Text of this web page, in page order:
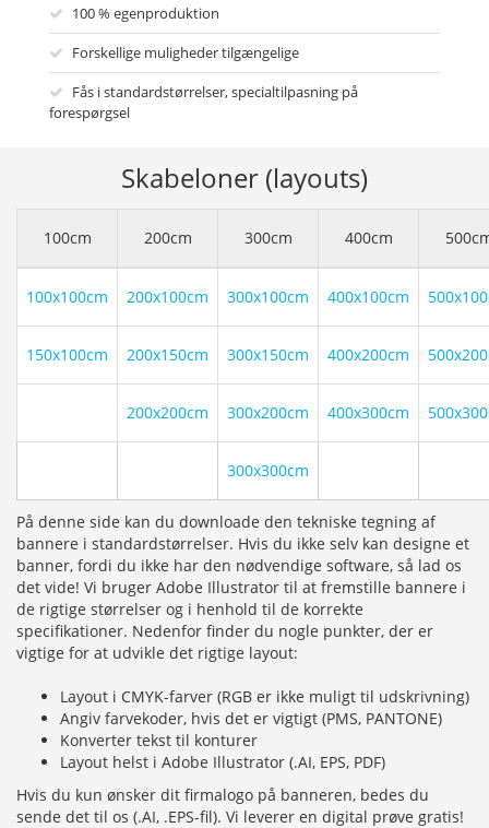
100 % egenproduktion
Forskellige muligheder tilgængelige
Fås i standardstørrelser, specialtilpasning på
forespørgsel
Skabeloner (layouts)
100cm 200cm 300cm 400cm
100x100cm 200x100cm 300x100cm 400x100cm
150x100cm 200x150cm 300x150cm 400x200cm
200x200cm 300x200cm 400x300cm
300x300cm
På denne side kan du downloade den tekniske tegning af
bannere i standardstørrelser. Hvis du ikke selv kan designe et
banner, fordi du ikke har den nødvendige software, så lad os
det vide! Vi bruger Adobe Illustrator til at fremstille bannere i
de rigtige størrelser og i henhold til de korrekte
specifikationer. Nedenfor finder du nogle punkter, der er
vigtige for at udvikle det rigtige layout:
Layout i CMYK-farver (RGB er ikke muligt til udskrivning)
Angiv farvekoder, hvis det er vigtigt (PMS, PANTONE)
Konverter tekst til konturer
Layout helst i Adobe Illustrator (.AI, EPS, PDF)
Hvis du kun ønsker dit firmalogo på banneren, bedes du
sende det til os (.AI, .EPS-fil). Vi leverer en digital prøve gratis!